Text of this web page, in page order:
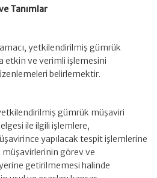
Tanımlar
yetkilendirilmiş gümrük
etkin ve verimli işlemesini
belirlemektir.
gümrük müşaviri
ile ilgili işlemlere,
yapılacak tespit işlemlerine
görev ve
getirilmemesi halinde